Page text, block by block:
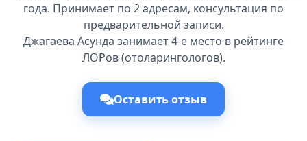
года. Принимает по 2 адресам, консультация по
предварительной записи.
Джагаева Асунда занимает 4-е место в рейтинге
ЛОРов (отоларингологов).
Оставить отзыв